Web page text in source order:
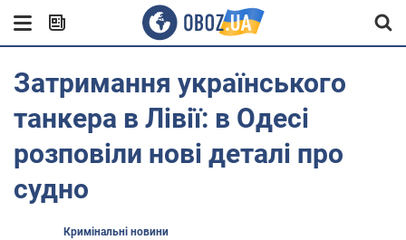
Затримання українського
танкера в Лівії: в Одесі
розповіли нові деталі про
судно
Кримінальні новини